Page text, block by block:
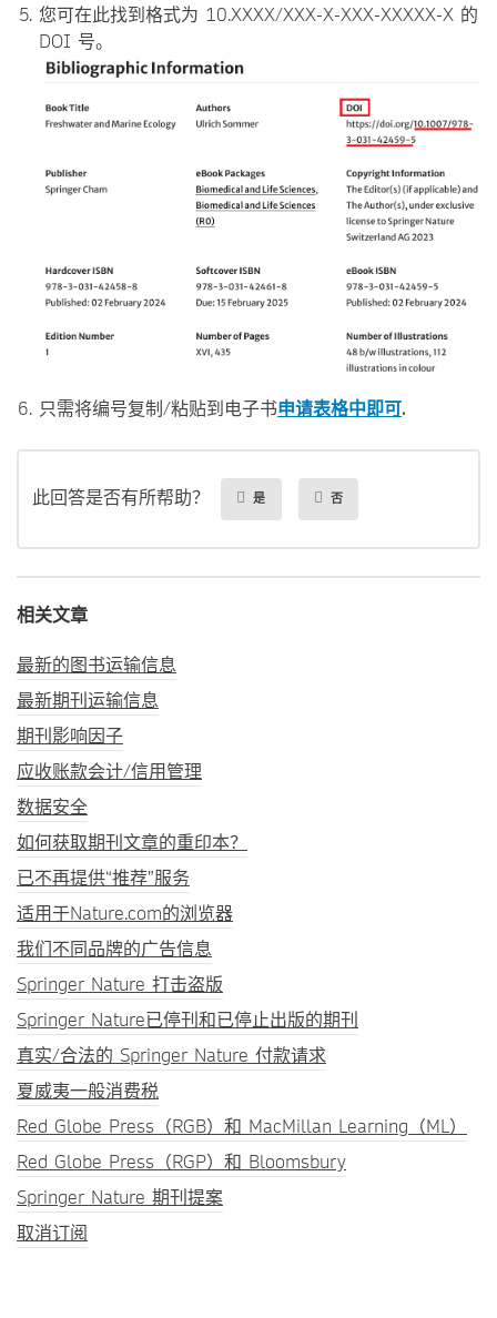
您可在此找到格式为 10.XXXX/XXX-X-XXX-XXXXX-X 的
DOI 号。
只需将编号复制/粘贴到电子书申请表格中即可.
此回答是否有所帮助？ 是 否
相关文章
最新的图书运输信息
最新期刊运输信息
期刊影响因子
应收账款会计/信用管理
数据安全
如何获取期刊文章的重印本？
已不再提供“推荐”服务
适用于Nature.com的浏览器
我们不同品牌的广告信息
Springer Nature 打击盗版
Springer Nature已停刊和已停止出版的期刊
真实/合法的 Springer Nature 付款请求
夏威夷一般消费税
Red Globe Press（RGB）和 MacMillan Learning（ML）
Red Globe Press（RGP）和 Bloomsbury
Springer Nature 期刊提案
取消订阅